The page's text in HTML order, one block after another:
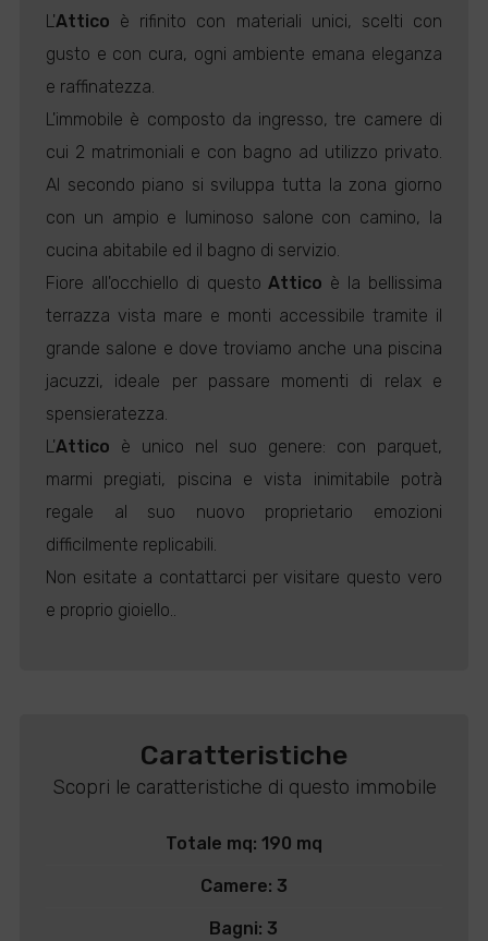
L'Attico è rifinito con materiali unici, scelti con
gusto e con cura, ogni ambiente emana eleganza
e raffinatezza.
L'immobile è composto da ingresso, tre camere di
cui 2 matrimoniali e con bagno ad utilizzo privato.
Al secondo piano si sviluppa tutta la zona giorno
con un ampio e luminoso salone con camino, la
cucina abitabile ed il bagno di servizio.
Fiore all'occhiello di questoAttico è la bellissima
terrazza vista mare e monti accessibile tramite il
grande salone e dove troviamo anche una piscina
jacuzzi, ideale per passare momenti di relax e
spensieratezza.
L'Attico è unico nel suo genere: con parquet,
marmi pregiati, piscina e vista inimitabile potrà
regale al suo nuovo proprietario emozioni
difficilmente replicabili.
Non esitate a contattarci per visitare questo vero
e proprio gioiello..
Caratteristiche
Scopri le caratteristiche di questo immobile
Totale mq: 190 mq
Camere: 3
Bagni: 3